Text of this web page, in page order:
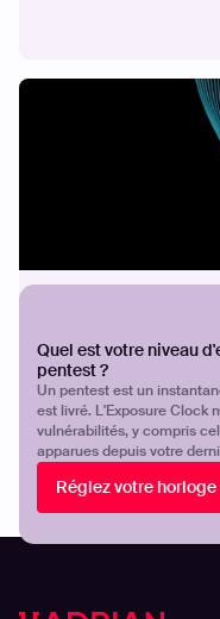
Quel est votre niveau
pentest ?
Un pentest est un
est livré. L'Exposure Clock
vulnérabilités, y compris
apparues depuis votre
Réglez votre horloge